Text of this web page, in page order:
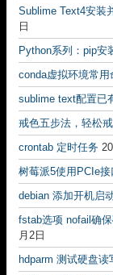
Sublime Text4安装
日
Python系列：pip安
conda虚拟环境常用
sublime text配置已
戒色五步法，轻松
crontab 定时任务
树莓派5使用PCIe
debian 添加开机启
fstab选项 nofail确
月2日
hdparm 测试硬盘读